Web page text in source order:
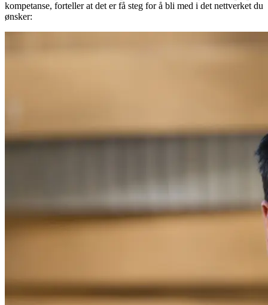
kompetanse, forteller at det er få steg for å bli med i det nettverket du
ønsker: